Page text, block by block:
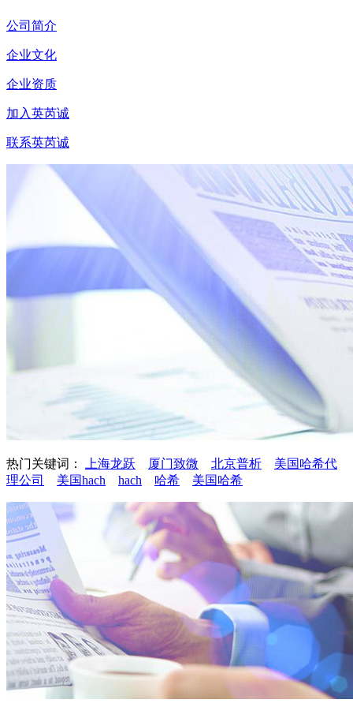
公司简介
企业文化
企业资质
加入英芮诚
联系英芮诚
热门关键词： 上海龙跃 厦门致微 北京普析
美国哈希代
理公司
美国hach hach 哈希 美国哈希